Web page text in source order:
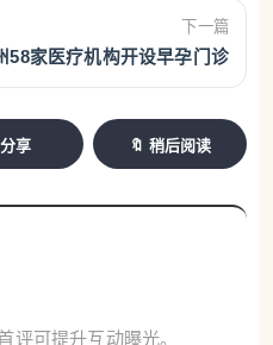
小吴早日康复
生的心。3月8日，金老
望小吴，希望她乐观面对
在班级的师生们排演了
下一篇
58家医疗机构开设早孕门诊
享 🔖 稍后阅读
评可提升互动曝光。